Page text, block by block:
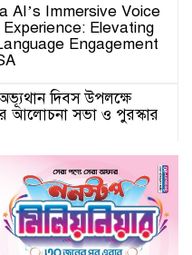
AI’s Immersive Voice
Elevating
Engagement
দিবস উপলক্ষে
আলোচনা সভা ও পুরস্কার
এমপি
জগন্নাথপুর-
আর কখনো অবহেলিত থাকবে